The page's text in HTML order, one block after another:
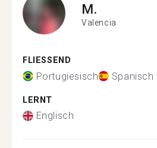
M.
Valencia
FLIESSEND
Portugiesisch Spanisch
LERNT
Englisch